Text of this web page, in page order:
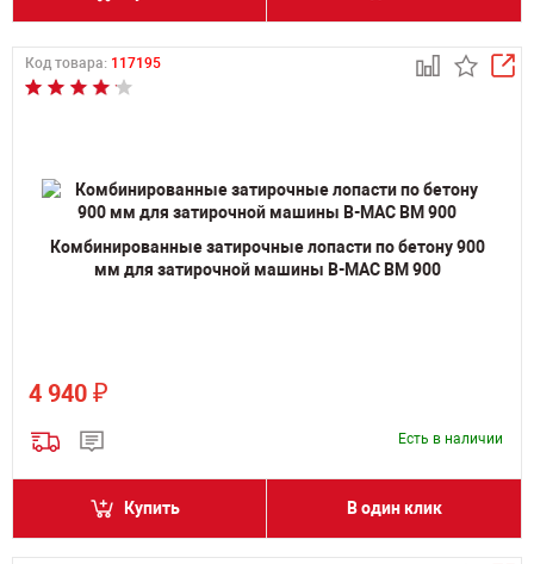
Код товара: 117195
Комбинированные затирочные лопасти по бетону 900
мм для затирочной машины B-MAC BM 900
4 940 ₽
Есть в наличии
Купить В один клик